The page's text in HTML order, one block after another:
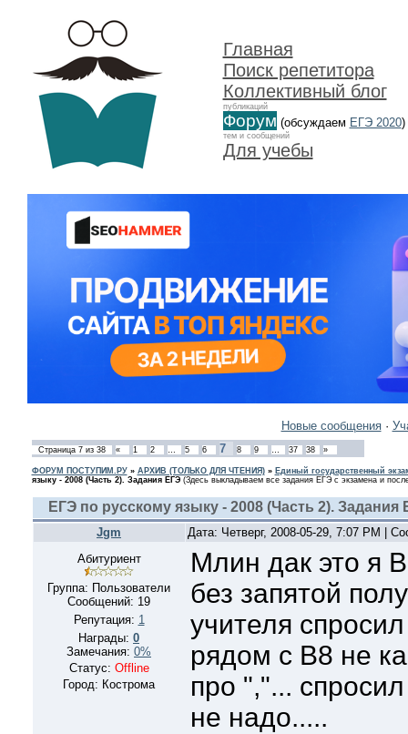
Главная
Поиск репетитора
Коллективный блог
публикаций
Форум (обсуждаем ЕГЭ 2020)
тем и сообщений
Для учебы
Новые сообщения·
Страница 7из 38 « 1 2 … 5 6 7 8 9 … 37 38 »
ФОРУМ ПОСТУПИМ.РУ» АРХИВ (ТОЛЬКО ДЛЯ ЧТЕНИЯ)» Единый государственный
языку - 2008 (Часть 2). Задания ЕГЭ (Здесь выкладываем все задания ЕГЭ с экзамена и
ЕГЭ по русскому языку - 2008 (Часть 2). Задания
Jgm
Дата: Четверг, 2008-05-29, 7:07 PM |
Абитуриент
Группа: Пользователи
Сообщений: 19
Репутация: 1
Награды: 0
Замечания: 0%
Статус: Offline
Город: Кострома
Млин дак это я
без запятой
учителя
рядом с B8 не
про ","...
не надо.....